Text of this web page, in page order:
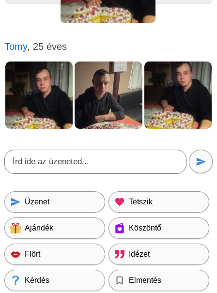
Tomy, 25 éves
Üzenet Tetszik
Ajándék Köszöntő
Flört Idézet
Kérdés Elmentés